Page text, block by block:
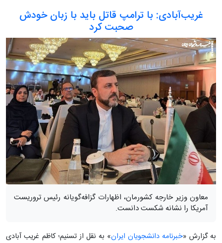
غریب‌آبادی: با ترامپ قاتل باید با زبان خودش
صحبت کرد
معاون وزیر خارجه کشورمان، اظهارات گزافه‌گویانه رئیس تروریست
آمریکا را نشانه شکست دانست.
به گزارش «خبرنامه دانشجویان ایران» به نقل از تسنیم؛ کاظم غریب آبادی